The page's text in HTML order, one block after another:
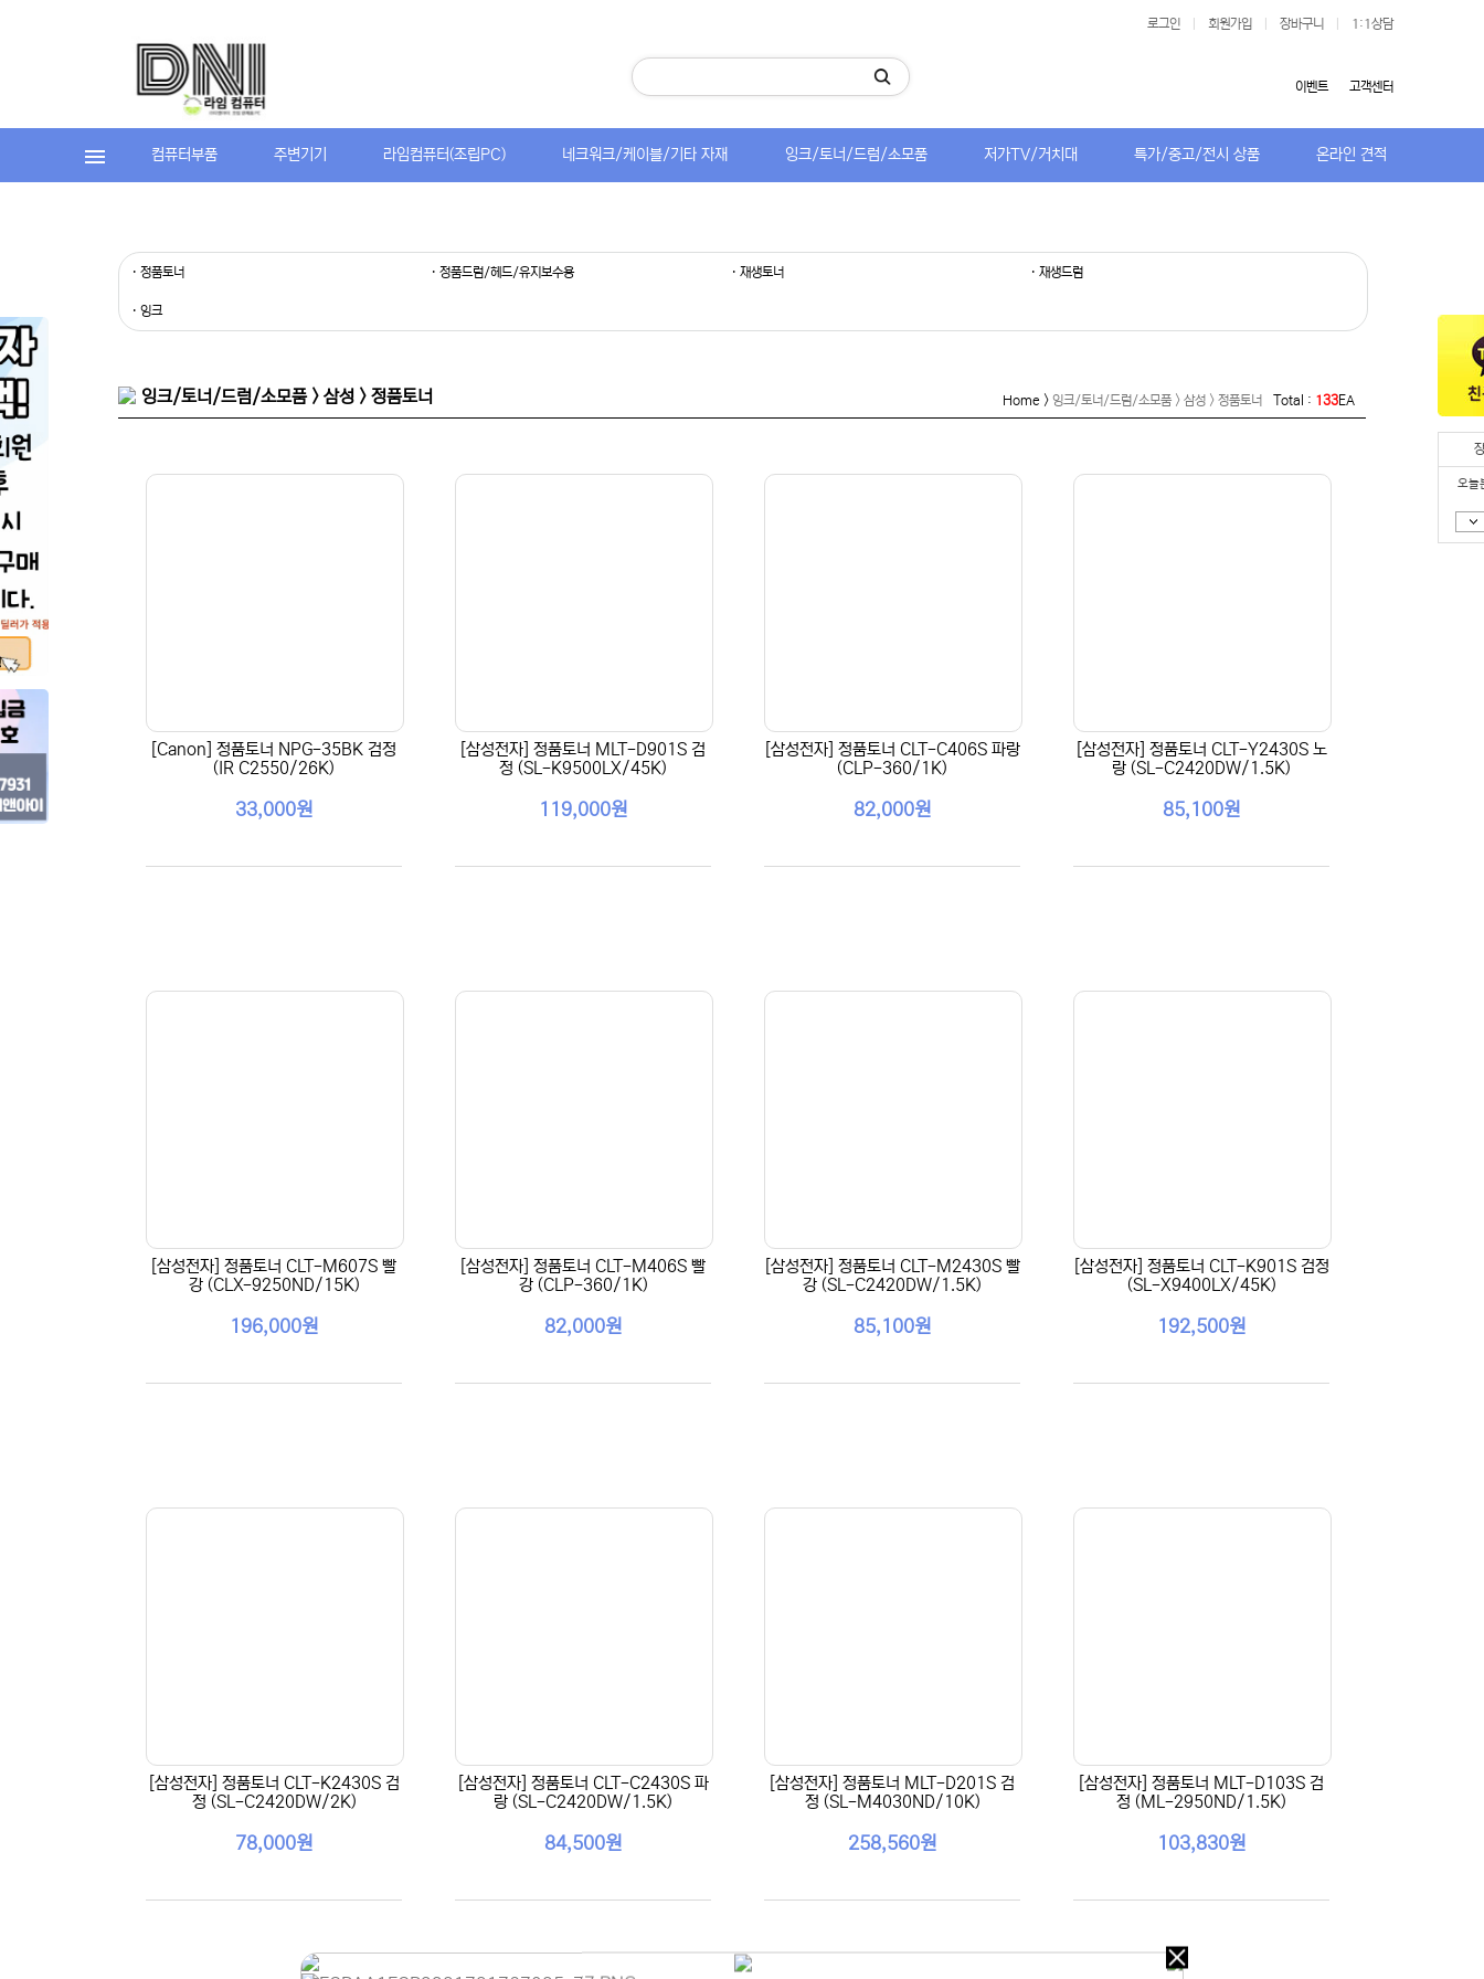
로그인 회원가입 장바구니 1:1상담
고객센터
이벤트
컴퓨터부품 주변기기 라임컴퓨터(조립PC) 네크워크/케이블/기타 자재 잉크/토너/드럼/소모품 저가TV/거치대 특가/중고/전시 상품 온라인 견적
오늘
· 정품토너 · 정품드럼/헤드/유지보수용 · 재생토너 · 재생드럼
· 잉크
잉크/토너/드럼/소모품 > 삼성 > 정품토너 Home > 잉크/토너/드럼/소모품 > 삼성 > 정품토너 Total : 133EA
[Canon] 정품토너 NPG-35BK 검정
(IR C2550/26K)
33,000원
[삼성전자] 정품토너 MLT-D901S 검
정 (SL-K9500LX/45K)
119,000원
[삼성전자] 정품토너 CLT-C406S 파랑
(CLP-360/1K)
82,000원
[삼성전자] 정품토너 CLT-Y2430S 노
랑 (SL-C2420DW/1.5K)
85,100원
[삼성전자] 정품토너 CLT-M607S 빨
강 (CLX-9250ND/15K)
196,000원
[삼성전자] 정품토너 CLT-M406S 빨
강 (CLP-360/1K)
82,000원
[삼성전자] 정품토너 CLT-M2430S 빨
강 (SL-C2420DW/1.5K)
85,100원
[삼성전자] 정품토너 CLT-K901S 검정
(SL-X9400LX/45K)
192,500원
[삼성전자] 정품토너 CLT-K2430S 검
정 (SL-C2420DW/2K)
78,000원
[삼성전자] 정품토너 CLT-C2430S 파
랑 (SL-C2420DW/1.5K)
84,500원
[삼성전자] 정품토너 MLT-D201S 검
정 (SL-M4030ND/10K)
258,560원
[삼성전자] 정품토너 MLT-D103S 검
정 (ML-2950ND/1.5K)
103,830원
오늘